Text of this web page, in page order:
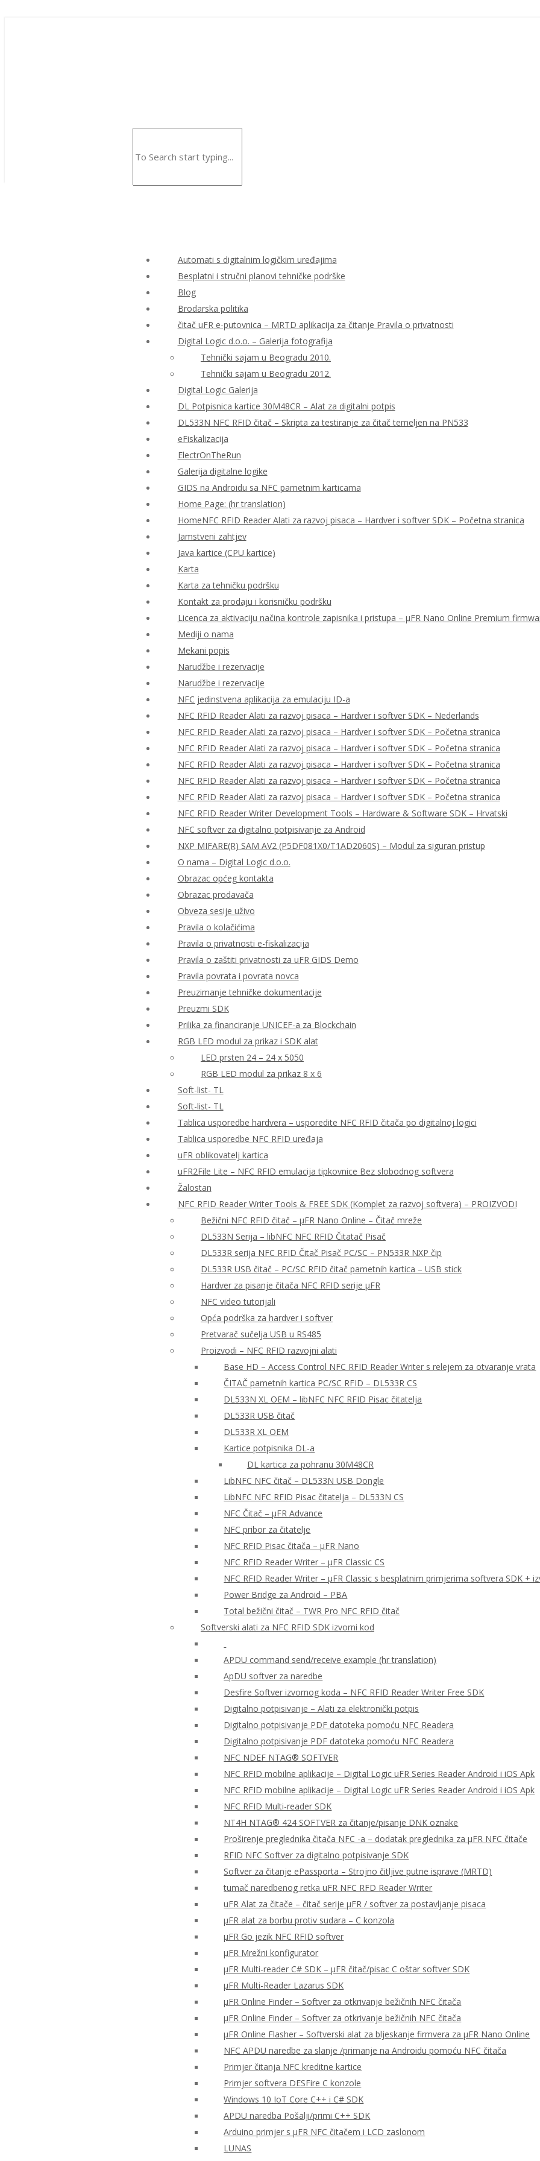
Automati s digitalnim logičkim uređajima
Besplatni i stručni planovi tehničke podrške
Blog
Brodarska politika
čitač uFR e-putovnica – MRTD aplikacija za čitanje Pravila o privatnosti
Digital Logic d.o.o. – Galerija fotografija
Tehnički sajam u Beogradu 2010.
Tehnički sajam u Beogradu 2012.
Digital Logic Galerija
DL Potpisnica kartice 30M48CR – Alat za digitalni potpis
DL533N NFC RFID čitač – Skripta za testiranje za čitač temeljen na PN533
eFiskalizacija
ElectrOnTheRun
Galerija digitalne logike
GIDS na Androidu sa NFC pametnim karticama
Home Page: (hr translation)
HomeNFC RFID Reader Alati za razvoj pisaca – Hardver i softver SDK – Početna stranica
Jamstveni zahtjev
Java kartice (CPU kartice)
Karta
Karta za tehničku podršku
Kontakt za prodaju i korisničku podršku
Licenca za aktivaciju načina kontrole zapisnika i pristupa – μFR Nano Online Premium
Mediji o nama
Mekani popis
Narudžbe i rezervacije
Narudžbe i rezervacije
NFC jedinstvena aplikacija za emulaciju ID-a
NFC RFID Reader Alati za razvoj pisaca – Hardver i softver SDK – Nederlands
NFC RFID Reader Alati za razvoj pisaca – Hardver i softver SDK – Početna stranica
NFC RFID Reader Alati za razvoj pisaca – Hardver i softver SDK – Početna stranica
NFC RFID Reader Alati za razvoj pisaca – Hardver i softver SDK – Početna stranica
NFC RFID Reader Alati za razvoj pisaca – Hardver i softver SDK – Početna stranica
NFC RFID Reader Alati za razvoj pisaca – Hardver i softver SDK – Početna stranica
NFC RFID Reader Writer Development Tools – Hardware & Software SDK – Hrvatski
NFC softver za digitalno potpisivanje za Android
NXP MIFARE(R) SAM AV2 (P5DF081X0/T1AD2060S) – Modul za siguran pristup
O nama – Digital Logic d.o.o.
Obrazac općeg kontakta
Obrazac prodavača
Obveza sesije uživo
Pravila o kolačićima
Pravila o privatnosti e-fiskalizacija
Pravila o zaštiti privatnosti za uFR GIDS Demo
Pravila povrata i povrata novca
Preuzimanje tehničke dokumentacije
Preuzmi SDK
Prilika za financiranje UNICEF-a za Blockchain
RGB LED modul za prikaz i SDK alat
LED prsten 24 – 24 x 5050
RGB LED modul za prikaz 8 x 6
Soft-list- TL
Soft-list- TL
Tablica usporedbe hardvera – usporedite NFC RFID čitača po digitalnoj logici
Tablica usporedbe NFC RFID uređaja
uFR oblikovatelj kartica
uFR2File Lite – NFC RFID emulacija tipkovnice Bez slobodnog softvera
Žalostan
NFC RFID Reader Writer Tools & FREE SDK (Komplet za razvoj softvera) – PROIZVODI
Bežični NFC RFID čitač – μFR Nano Online – Čitač mreže
DL533N Serija – libNFC NFC RFID Čitatač Pisač
DL533R serija NFC RFID Čitač Pisač PC/SC – PN533R NXP čip
DL533R USB čitač – PC/SC RFID čitač pametnih kartica – USB stick
Hardver za pisanje čitača NFC RFID serije μFR
NFC video tutorijali
Opća podrška za hardver i softver
Pretvarač sučelja USB u RS485
Proizvodi – NFC RFID razvojni alati
Base HD – Access Control NFC RFID Reader Writer s relejem za otvaranje vrata
ČITAČ pametnih kartica PC/SC RFID – DL533R CS
DL533N XL OEM – libNFC NFC RFID Pisac čitatelja
DL533R USB čitač
DL533R XL OEM
Kartice potpisnika DL-a
DL kartica za pohranu 30M48CR
LibNFC NFC čitač – DL533N USB Dongle
LibNFC NFC RFID Pisac čitatelja – DL533N CS
NFC Čitač – μFR Advance
NFC pribor za čitatelje
NFC RFID Pisac čitača – μFR Nano
NFC RFID Reader Writer – μFR Classic CS
NFC RFID Reader Writer – μFR Classic s besplatnim primjerima softvera SDK +
Power Bridge za Android – PBA
Total bežični čitač – TWR Pro NFC RFID čitač
Softverski alati za NFC RFID SDK izvorni kod
APDU command send/receive example (hr translation)
ApDU softver za naredbe
Desfire Softver izvornog koda – NFC RFID Reader Writer Free SDK
Digitalno potpisivanje – Alati za elektronički potpis
Digitalno potpisivanje PDF datoteka pomoću NFC Readera
Digitalno potpisivanje PDF datoteka pomoću NFC Readera
NFC NDEF NTAG® SOFTVER
NFC RFID mobilne aplikacije – Digital Logic uFR Series Reader Android i iOS Apk
NFC RFID mobilne aplikacije – Digital Logic uFR Series Reader Android i iOS Apk
NFC RFID Multi-reader SDK
NT4H NTAG® 424 SOFTVER za čitanje/pisanje DNK oznake
Proširenje preglednika čitača NFC -a – dodatak preglednika za μFR NFC čitače
RFID NFC Softver za digitalno potpisivanje SDK
Softver za čitanje ePassporta – Strojno čitljive putne isprave (MRTD)
tumač naredbenog retka uFR NFC RFD Reader Writer
uFR Alat za čitače – čitač serije μFR / softver za postavljanje pisaca
μFR alat za borbu protiv sudara – C konzola
μFR Go jezik NFC RFID softver
μFR Mrežni konfigurator
μFR Multi-reader C# SDK – μFR čitač/pisac C oštar softver SDK
μFR Multi-Reader Lazarus SDK
μFR Online Finder – Softver za otkrivanje bežičnih NFC čitača
μFR Online Finder – Softver za otkrivanje bežičnih NFC čitača
μFR Online Flasher – Softverski alat za bljeskanje firmvera za μFR Nano Online
NFC APDU naredbe za slanje /primanje na Androidu pomoću NFC čitača
Primjer čitanja NFC kreditne kartice
Primjer softvera DESFire C konzole
Windows 10 IoT Core C++ i C# SDK
APDU naredba Pošalji/primi C++ SDK
Arduino primjer s μFR NFC čitačem i LCD zaslonom
LUNAS